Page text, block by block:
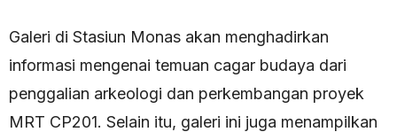
Galeri di Stasiun Monas akan menghadirkan
informasi mengenai temuan cagar budaya dari
penggalian arkeologi dan perkembangan proyek
MRT CP201. Selain itu, galeri ini juga menampilkan